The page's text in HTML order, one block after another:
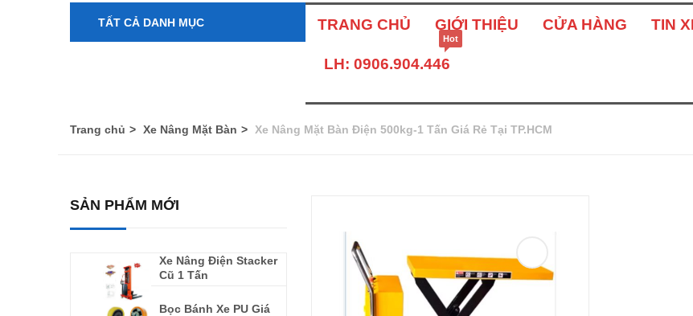
TẤT CẢ DANH MỤC TRANG CHỦ GIỚI THIỆU CỬA HÀNG TIN
LH: 0906.904.446
Hot
Trang chủ Xe Nâng Mặt Bàn Xe Nâng Mặt Bàn Điện 500kg-1 Tấn Giá Rẻ Tại TP.HCM
SẢN PHẨM MỚI
Xe Nâng Điện Stacker
Cũ 1 Tấn
Bọc Bánh Xe PU Giá